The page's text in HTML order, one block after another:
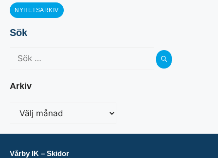
NYHETSARKIV
Sök
Arkiv
Vårby IK – Skidor